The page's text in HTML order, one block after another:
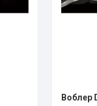
Воблер